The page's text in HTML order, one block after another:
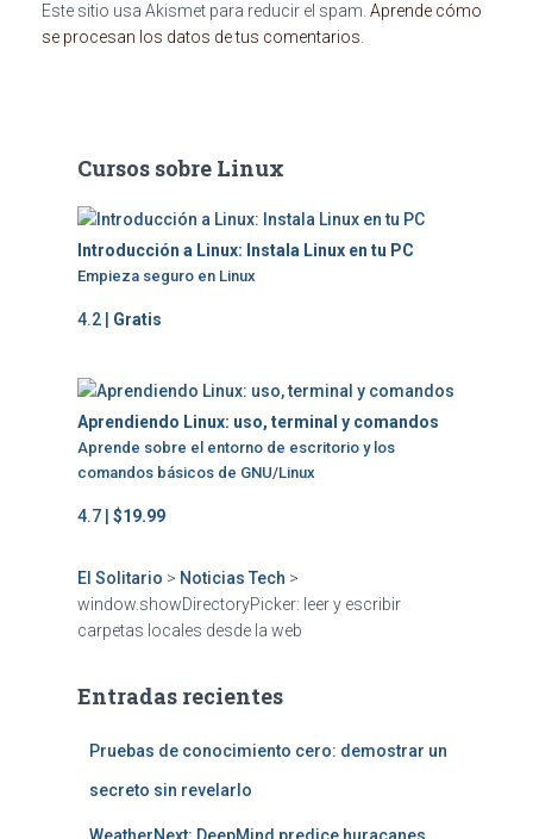
Este sitio usa Akismet para reducir el spam. Aprende cómo
se procesan los datos de tus comentarios.
Cursos sobre Linux
Introducción a Linux: Instala Linux en tu PC
Empieza seguro en Linux
4.2 | Gratis
Aprendiendo Linux: uso, terminal y comandos
Aprende sobre el entorno de escritorio y los
comandos básicos de GNU/Linux
4.7 | $19.99
El Solitario > Noticias Tech >
window.showDirectoryPicker: leer y escribir
carpetas locales desde la web
Entradas recientes
Pruebas de conocimiento cero: demostrar un
secreto sin revelarlo